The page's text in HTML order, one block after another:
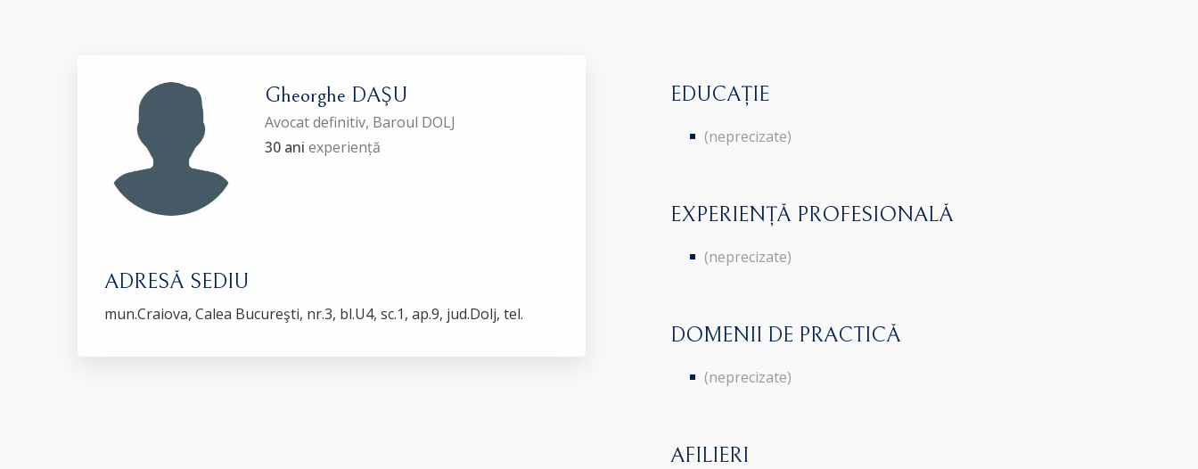
Gheorghe DAŞU
Avocat definitiv, Baroul DOLJ
30 ani experiență
ADRESĂ SEDIU
mun.Craiova, Calea Bucureşti, nr.3, bl.U4, sc.1, ap.9, jud.Dolj, tel.
EDUCAȚIE
(neprecizate)
EXPERIENȚĂ PROFESIONALĂ
(neprecizate)
DOMENII DE PRACTICĂ
(neprecizate)
AFILIERI